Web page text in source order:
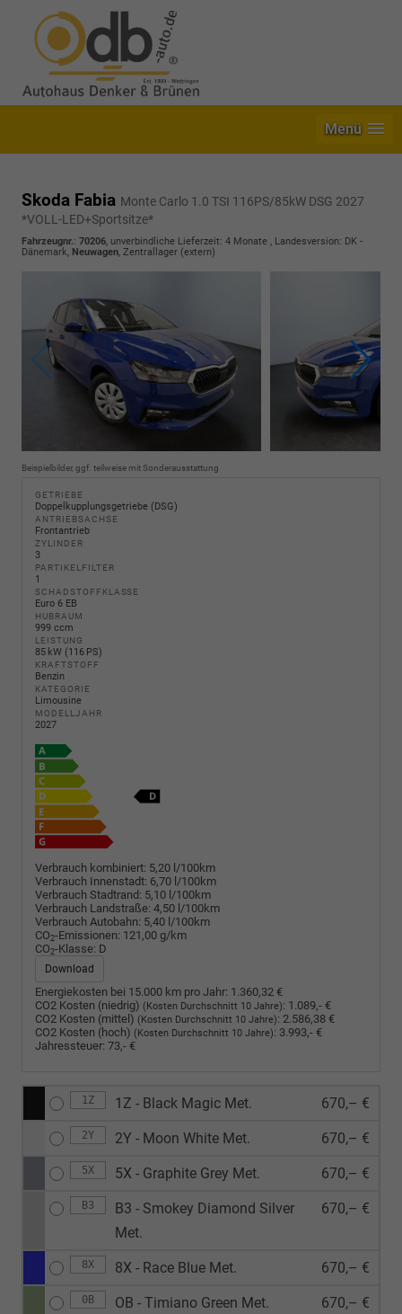
Menü
Skoda Fabia Monte Carlo 1.0 TSI 116PS/85kW DSG 2027
*VOLL-LED+Sportsitze*
Fahrzeugnr.: 70206, unverbindliche Lieferzeit: 4 Monate , Landesversion: DK -
Dänemark, Neuwagen, Zentrallager (extern)
Beispielbilder, ggf. teilweise mit Sonderausstattung
GETRIEBE
Doppelkupplungsgetriebe (DSG)
ANTRIEBSACHSE
Frontantrieb
ZYLINDER
3
PARTIKELFILTER
1
SCHADSTOFFKLASSE
Euro 6 EB
HUBRAUM
999 ccm
LEISTUNG
85 kW (116 PS)
KRAFTSTOFF
Benzin
KATEGORIE
Limousine
MODELLJAHR
2027
Verbrauch kombiniert: 5,20 l/100km
Verbrauch Innenstadt: 6,70 l/100km
Verbrauch Stadtrand: 5,10 l/100km
Verbrauch Landstraße: 4,50 l/100km
Verbrauch Autobahn: 5,40 l/100km
CO2-Emissionen: 121,00 g/km
CO2-Klasse: D
Download
Energiekosten bei 15.000 km pro Jahr: 1.360,32 €
CO2 Kosten (niedrig) (Kosten Durchschnitt 10 Jahre): 1.089,- €
CO2 Kosten (mittel) (Kosten Durchschnitt 10 Jahre): 2.586,38 €
CO2 Kosten (hoch) (Kosten Durchschnitt 10 Jahre): 3.993,- €
Jahressteuer: 73,- €
1Z 1Z - Black Magic Met. 670,– €
2Y 2Y - Moon White Met. 670,– €
5X 5X - Graphite Grey Met. 670,– €
B3
B3 - Smokey Diamond Silver
Met.
670,– €
8X 8X - Race Blue Met. 670,– €
0B OB - Timiano Green Met. 670,– €